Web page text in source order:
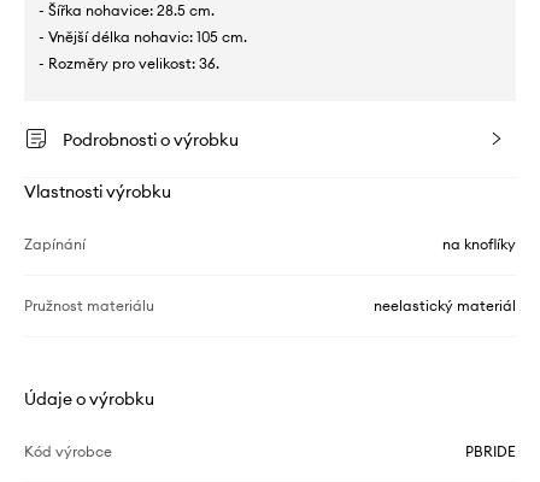
- Šířka nohavice: 28.5 cm.
- Vnější délka nohavic: 105 cm.
- Rozměry pro velikost: 36.
Podrobnosti o výrobku
Vlastnosti výrobku
Zapínání na knoflíky
Pružnost materiálu neelastický materiál
Údaje o výrobku
Kód výrobce PBRIDE